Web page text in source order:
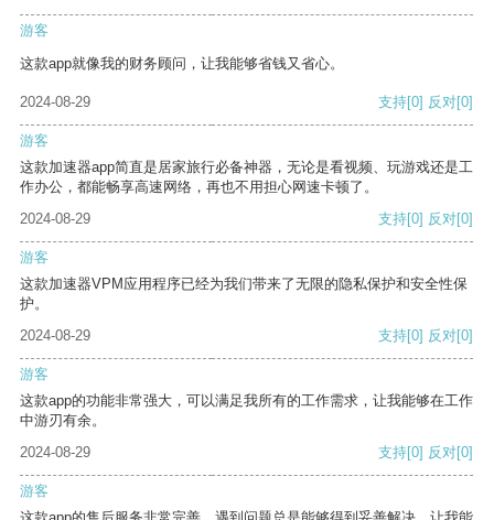
游客
这款app就像我的财务顾问，让我能够省钱又省心。
2024-08-29 支持[0] 反对[0]
游客
这款加速器app简直是居家旅行必备神器，无论是看视频、玩游戏还是工
作办公，都能畅享高速网络，再也不用担心网速卡顿了。
2024-08-29
支持[0] 反对[0]
游客
这款加速器VPM应用程序已经为我们带来了无限的隐私保护和安全性保
护。
2024-08-29
支持[0] 反对[0]
游客
这款app的功能非常强大，可以满足我所有的工作需求，让我能够在工作
中游刃有余。
2024-08-29
支持[0] 反对[0]
游客